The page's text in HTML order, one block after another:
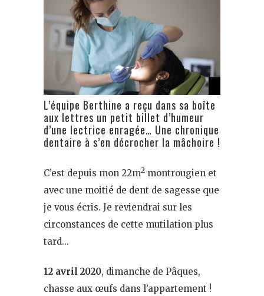
L’équipe Berthine a reçu dans sa boîte
aux lettres un petit billet d’humeur
d’une lectrice enragée… Une chronique
dentaire à s’en décrocher la mâchoire !
C’est depuis mon 22m2 montrougien et
avec une moitié de dent de sagesse que
je vous écris. Je reviendrai sur les
circonstances de cette mutilation plus
tard…
12 avril 2020, dimanche de Pâques,
chasse aux œufs dans l’appartement !